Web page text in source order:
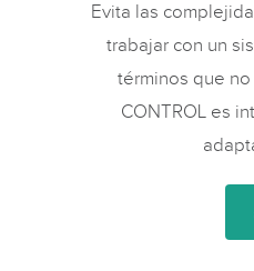
Evita las
trabajar con un
términos que
CONTROL es